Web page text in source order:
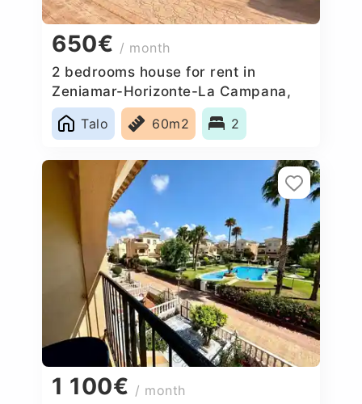
650€ / month
2 bedrooms house for rent in
Zeniamar-Horizonte-La Campana,
Spain
Talo
60m2 2
1 100€ / month